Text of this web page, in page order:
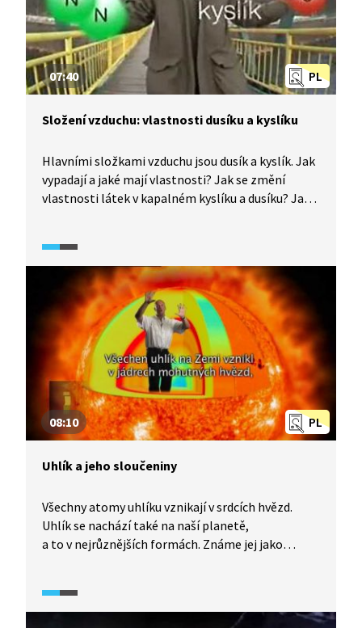
PL
07:40
Složení vzduchu: vlastnosti dusíku a kyslíku
Hlavními složkami vzduchu jsou dusík a kyslík. Jak
vypadají a jaké mají vlastnosti? Jak se změní
vlastnosti látek v kapalném kyslíku a dusíku? Jak
PL
08:10
Uhlík a jeho sloučeniny
Všechny atomy uhlíku vznikají v srdcích hvězd.
Uhlík se nachází také na naší planetě,
a to v nejrůznějších formách. Známe jej jako
uhličitý. Uhlík se ocitá v neustálém koloběhu,
jehož součástí jsou geologické pochody i život